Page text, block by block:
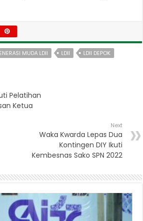
MUDA LDII LDII
LDII DEPOK
Pelatihan
Ketua
Next
Waka Kwarda Lepas Dua
Kontingen DIY Ikuti
Kembesnas Sako SPN 2022